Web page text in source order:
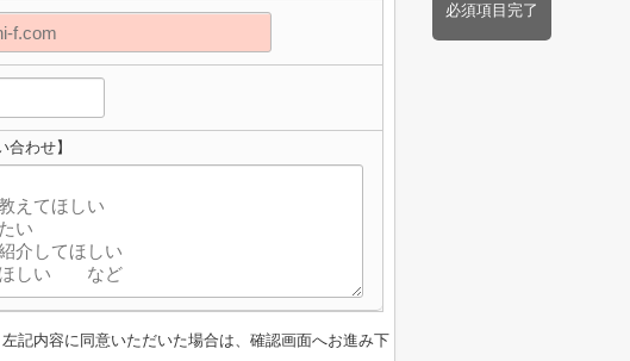
必須項目完了
合わせ】
記内容に同意いただいた場合は、確認画面へお進み下